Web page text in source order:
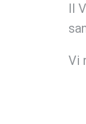
Il
Vi